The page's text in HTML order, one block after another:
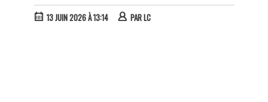
13 JUIN 2026 À 13:14 PARLC